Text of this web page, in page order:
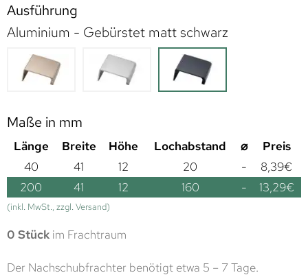
Ausführung
Aluminium - Gebürstet matt schwarz
Maße in mm
Länge Breite Höhe Lochabstand ⌀
Preis
40
41 12 20 - 8,39€
200
41 12 160 - 13,29€
(inkl. MwSt., zzgl. Versand)
0 Stück im Frachtraum
Der Nachschubfrachter benötigt etwa 5 – 7 Tage.